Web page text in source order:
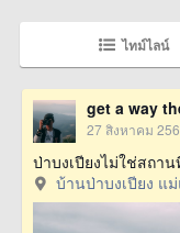
ไทม์ไลน์
get a way
27 สิงหาคม
ป่าบงเปียงไม่ใช่สถา
บ้านป่าบงเปียง แ